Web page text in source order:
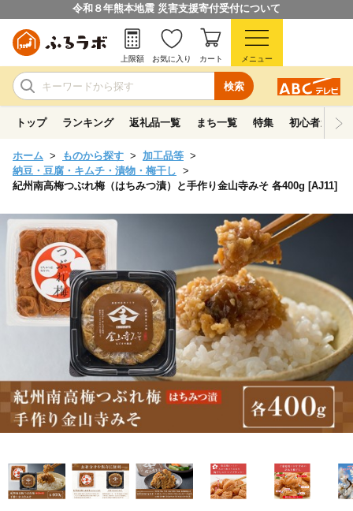
令和８年熊本地震 災害支援寄付受付について
検索
上限額 お気に入り カート メニュー
トップ ランキング 返礼品一覧 まち一覧 特集 初心者ガイド
ホーム ものから探す
加工品等
納豆・豆腐・キムチ・漬物・梅干し
紀州南高梅つぶれ梅（はちみつ漬）と手作り金山寺みそ 各400g [AJ11]